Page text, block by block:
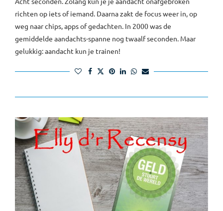
richten op iets of iemand. Daarna zakt de focus weer in, op
weg naar chips, apps of gedachten. In 2000 was de
gemiddelde aandachts-spanne nog twaalf seconden. Maar
gelukkig: aandacht kun je trainen!